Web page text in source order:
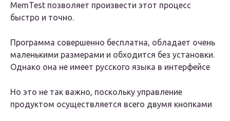
MemTest позволяет произвести этот процесс
быстро и точно.
Программа совершенно бесплатна, обладает очень
маленькими размерами и обходится без установки.
Однако она не имеет русского языка в интерфейсе
Но это не так важно, поскольку управление
продуктом осуществляется всего двумя кнопками